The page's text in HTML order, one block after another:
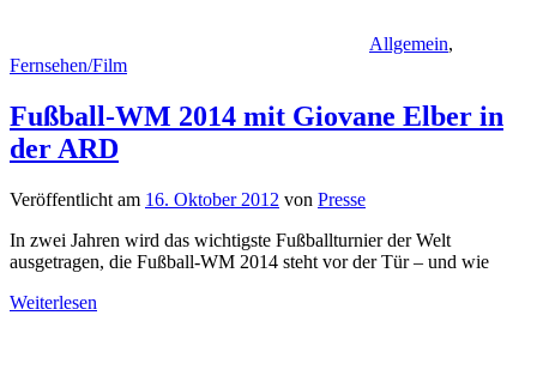
Allgemein,
Fernsehen/Film
Fußball-WM 2014 mit Giovane Elber in
der ARD
Veröffentlicht am 16. Oktober 2012 von Presse
In zwei Jahren wird das wichtigste Fußballturnier der Welt
ausgetragen, die Fußball-WM 2014 steht vor der Tür – und wie
Weiterlesen